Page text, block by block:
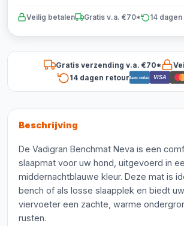
Veilig betalen Gratis v.a. €70* 14
Gratis verzending v.a. €70*
14 dagen retourBancontact VISA
Beschrijving
De Vadigran Benchmat Neva is een
slaapmat voor uw hond, uitgevoerd in
middernachtblauwe kleur. Deze mat is
bench of als losse slaapplek en biedt
viervoeter een zachte, warme
rusten.